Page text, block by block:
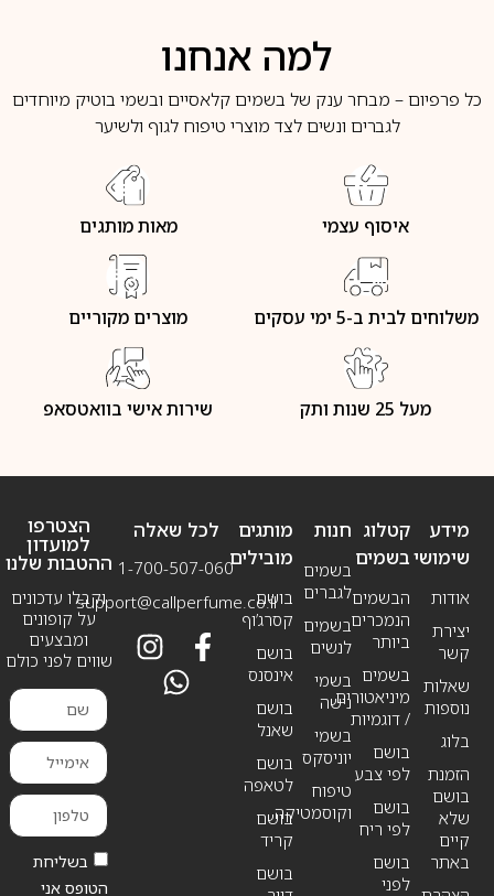
למה אנחנו
כל פרפיום – מבחר ענק של בשמים קלאסיים ובשמי בוטיק מיוחדים
לגברים ונשים לצד מוצרי טיפוח לגוף ולשיער
איסוף עצמי מאות מותגים
משלוחים לבית ב-5 ימי עסקים מוצרים מקוריים
מעל 25 שנות ותק שירות אישי בוואטסאפ
מידע
שימושי
אודות
יצירת
קשר
שאלות
נוספות
בלוג
הזמנת
בושם
שלא
קיים
באתר
חנות
בשמים
לגברים
בשמים
לנשים
בשמי
נישה
בשמי
יוניסקס
טיפוח
וקוסמטיקה
קטלוג
בשמים
הבשמים
הנמכרים
ביותר
בשמים
מיניאטורים
/ דוגמיות
בושם
לפי צבע
בושם
לפי ריח
בושם
לפני
מותגים
מובילים
בושם
קסרג’וף
בושם
אינסנס
בושם
שאנל
בושם
לטאפה
בושם
קריד
בושם
לכל שאלה
1-700-507-060
support@callperfume.co.il
הצטרפו
למועדון
ההטבות שלנו
וקבלו עדכונים
על קופונים
ומבצעים
שווים לפני כולם
בשליחת
הטופס אני